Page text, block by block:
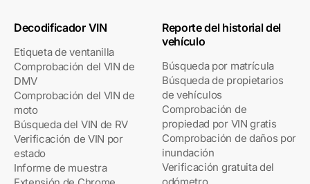
Decodificador VIN
Etiqueta de ventanilla
Comprobación del VIN de
DMV
Comprobación del VIN de
moto
Búsqueda del VIN de RV
Verificación de VIN por
estado
Informe de muestra
Reporte del historial del
vehículo
Búsqueda por matrícula
Búsqueda de propietarios
de vehículos
Comprobación de
propiedad por VIN gratis
Comprobación de daños por
inundación
Verificación gratuita del
odómetro